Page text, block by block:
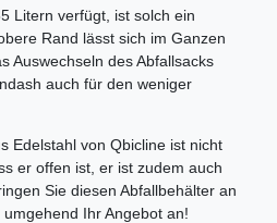
Litern verfügt, ist solch ein
Rand lässt sich im Ganzen
Auswechseln des Abfallsacks
auch für den weniger
Edelstahl von Qbicline ist nicht
er offen ist, er ist zudem auch
Sie diesen Abfallbehälter an
Ihr Angebot an!